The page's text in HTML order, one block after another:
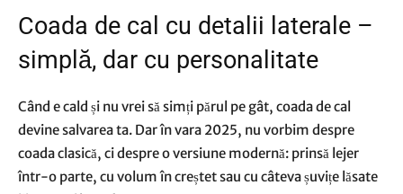
Coada de cal cu detalii laterale –
simplă, dar cu personalitate
Când e cald și nu vrei să simți părul pe gât, coada de cal
devine salvarea ta. Dar în vara 2025, nu vorbim despre
coada clasică, ci despre o versiune modernă: prinsă lejer
într-o parte, cu volum în creștet sau cu câteva șuvițe lăsate